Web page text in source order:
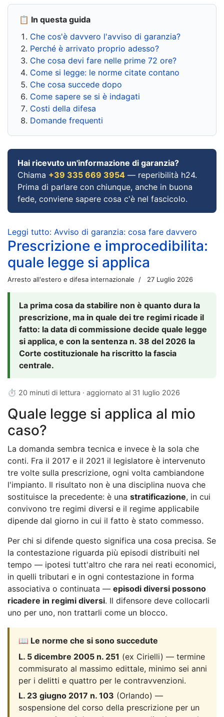
📋 In questa guida
Che cos'è davvero l'avviso di garanzia?
Perché è arrivato proprio adesso?
Che cosa devi fare nelle prime 72 ore?
Come si legge: le norme citate contano
Che cosa succede dopo
Come sapere se si è indagati
Costi della difesa
Domande frequenti
Hai ricevuto un'informazione di garanzia?
Chiama +39 335 669 3954 — reperibilità h24.
Prima di parlare con chiunque, anche in buona
fede, conviene sapere cosa c'è nel fascicolo.
Leggi tutto: Avviso di garanzia: cosa fare davvero
Prescrizione e improcedibilita:
quale legge si applica
Arresto all'estero e difesa internazionale 27 Luglio 2026
La prima cosa da stabilire non è quanto dura la
prescrizione, ma in quale dei tre regimi ricade il
fatto: la data di commissione decide quale legge
si applica, e con la sentenza n. 38 del 2026 la
Corte costituzionale ha riscritto la fascia
centrale.
⏱ 20 minuti di lettura · aggiornato al 31 luglio 2026
Quale legge si applica al mio
caso?
La domanda sembra tecnica e invece è la sola che
conti. Fra il 2017 e il 2021 il legislatore è intervenuto
tre volte sulla prescrizione, ogni volta cambiandone
l'impianto. Il risultato non è una disciplina nuova che
sostituisce la precedente: è una stratificazione, in cui
convivono tre regimi diversi e il regime applicabile
dipende dal giorno in cui il fatto è stato commesso.
Per chi si difende questo significa una cosa precisa. Se
la contestazione riguarda più episodi distribuiti nel
tempo — ipotesi tutt'altro che rara nei reati economici,
in quelli tributari e in ogni contestazione in forma
associativa o continuata — episodi diversi possono
ricadere in regimi diversi. Il difensore deve collocarli
uno per uno, non trattarli come un blocco.
📖 Le norme che si sono succedute
L. 5 dicembre 2005 n. 251 (ex Cirielli) — termine
commisurato al massimo edittale, minimo sei anni
per i delitti e quattro per le contravvenzioni.
L. 23 giugno 2017 n. 103 (Orlando) —
sospensione del corso della prescrizione per un